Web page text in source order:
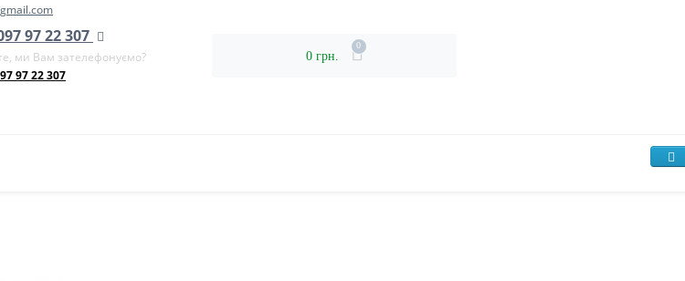
97 22 307
ми Вам зателефонуємо?
97 22 307
0 грн.
0